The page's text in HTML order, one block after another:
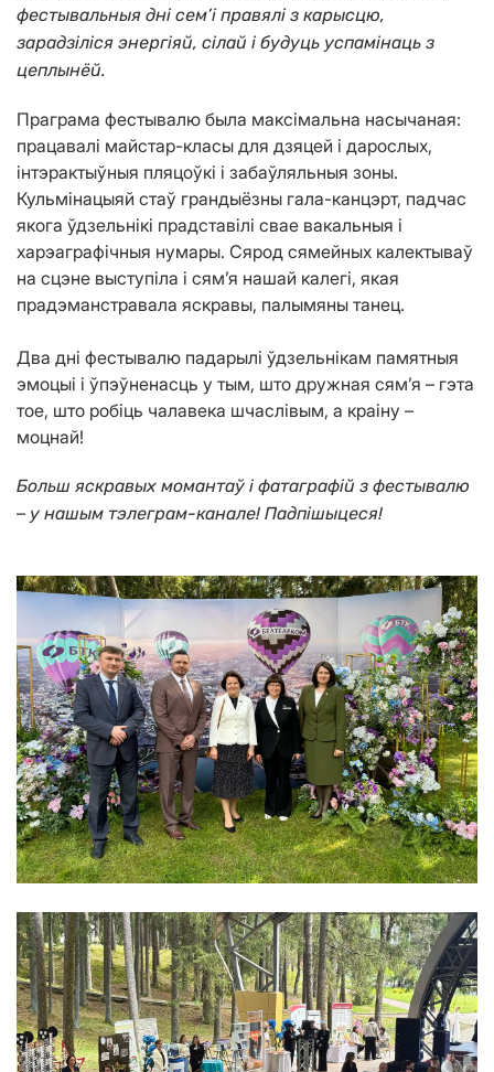
фестывальныя дні сем’і правялі з карысцю,
зарадзіліся энергіяй, сілай і будуць успамінаць з
цеплынёй.
Праграма фестывалю была максімальна насычаная:
працавалі майстар-класы для дзяцей і дарослых,
інтэрактыўныя пляцоўкі і забаўляльныя зоны.
Кульмінацыяй стаў грандыёзны гала-канцэрт, падчас
якога ўдзельнікі прадставілі свае вакальныя і
харэаграфічныя нумары. Сярод сямейных калектываў
на сцэне выступіла і сям’я нашай калегі, якая
прадэманстравала яскравы, палымяны танец.
Два дні фестывалю падарылі ўдзельнікам памятныя
эмоцыі і ўпэўненасць у тым, што дружная сям’я – гэта
тое, што робіць чалавека шчаслівым, а краіну –
моцнай!
Больш яскравых момантаў і фатаграфій з фестывалю
– у нашым тэлеграм-канале! Падпішыцеся!